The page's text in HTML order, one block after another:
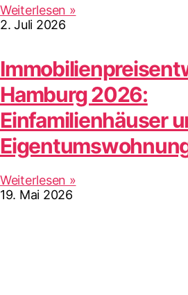
Weiterlesen »
2. Juli 2026
Hamburg 2026:
Einfamilienhäuser
Weiterlesen »
19. Mai 2026